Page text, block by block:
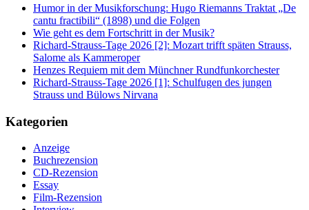
Humor in der Musikforschung: Hugo Riemanns Traktat „De
cantu fractibili“ (1898) und die Folgen
Wie geht es dem Fortschritt in der Musik?
Richard-Strauss-Tage 2026 [2]: Mozart trifft späten Strauss,
Salome als Kammeroper
Henzes Requiem mit dem Münchner Rundfunkorchester
Richard-Strauss-Tage 2026 [1]: Schulfugen des jungen
Strauss und Bülows Nirvana
Kategorien
Anzeige
Buchrezension
CD-Rezension
Essay
Film-Rezension